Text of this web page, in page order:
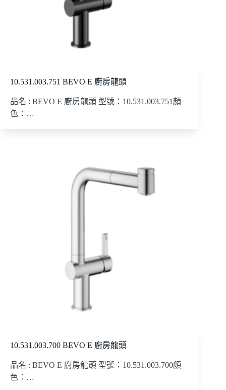
10.531.003.751 BEVO E 廚房龍頭
品名 : BEVO E 廚房龍頭 型號：10.531.003.751顏
色：…
10.531.003.700 BEVO E 廚房龍頭
品名 : BEVO E 廚房龍頭 型號：10.531.003.700顏
色：…